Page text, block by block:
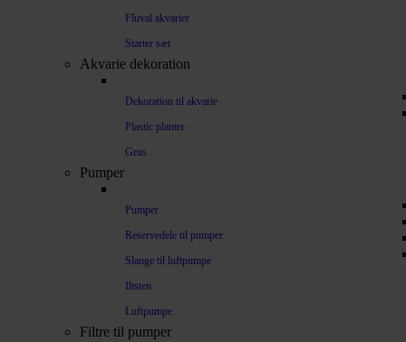
Fluval akvarier
Starter sæt
Akvarie dekoration
Dekoration til akvarie
Plastic planter
Grus
Pumper
Pumper
Reservedele til pumper
Slange til luftpumpe
Iltsten
Luftpumpe
Filtre til pumper